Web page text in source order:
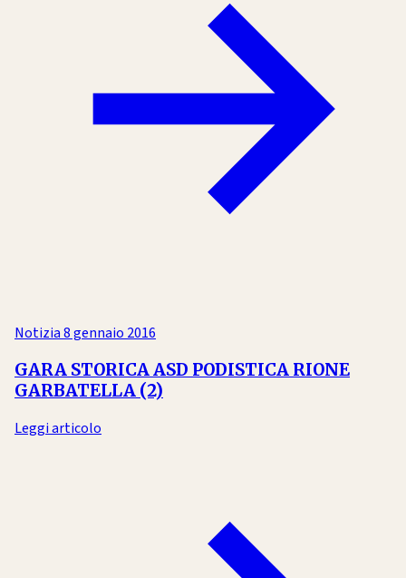
Notizia8 gennaio 2016
GARA STORICA ASD PODISTICA RIONE
GARBATELLA (2)
Leggi articolo